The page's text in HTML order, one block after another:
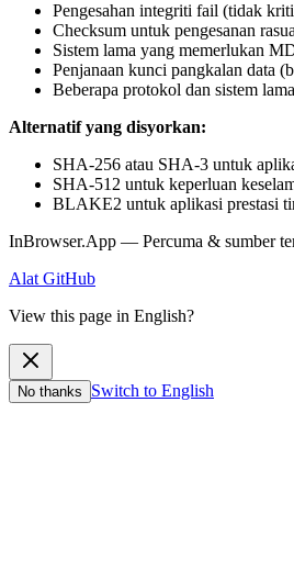
Pengesahan integriti fail (tidak
Checksum untuk pengesanan
Sistem lama yang memerlukan
Penjanaan kunci pangkalan data
Beberapa protokol dan sistem lama
Alternatif yang disyorkan:
SHA-256 atau SHA-3 untuk
SHA-512 untuk keperluan
BLAKE2 untuk aplikasi prestasi
InBrowser.App — Percuma & sumber
Alat GitHub
View this page in English?
No thanks Switch to English